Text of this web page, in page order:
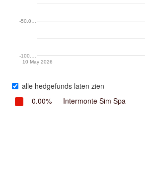
10 May 2026
-100.…
-50.0…
alle hedgefunds laten zien
0.00%
Intermonte Sim Spa